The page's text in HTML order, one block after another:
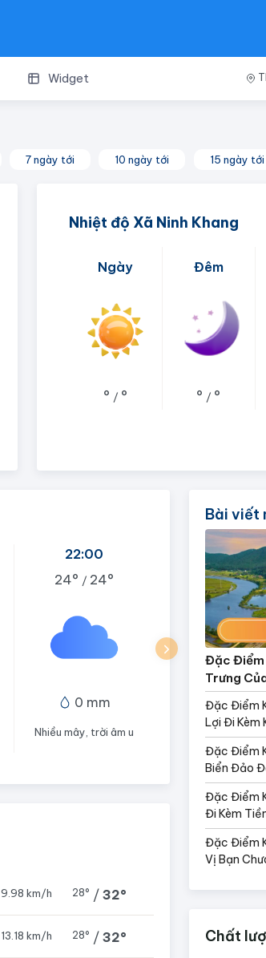
Widget
7 ngày tới 10 ngày tới 15 ngày tới
Nhiệt độ Xã Ninh Khang
Ngày
° / °
Đêm
° / °
22:00
24° / 24°
0 mm
Nhiều mây, trời âm u
9.98 km/h 28° / 32°
13.18 km/h 28° / 32°
Bài viết
Đặc Điểm
Trưng
Đặc Điểm
Lợi Đi Kèm
Đặc Điểm
Biển Đảo
Đặc Điểm
Đi Kèm
Đặc Điểm
Vị Bạn
Chất